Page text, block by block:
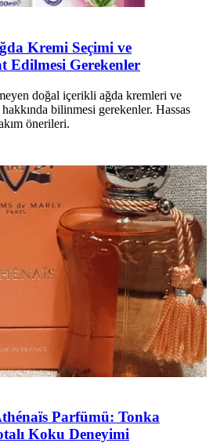
Kremi Seçimi ve
Edilmesi Gerekenler
doğal içerikli ağda kremleri ve
bilinmesi gerekenler. Hassas
önerileri.
Parfümü: Tonka
Koku Deneyimi